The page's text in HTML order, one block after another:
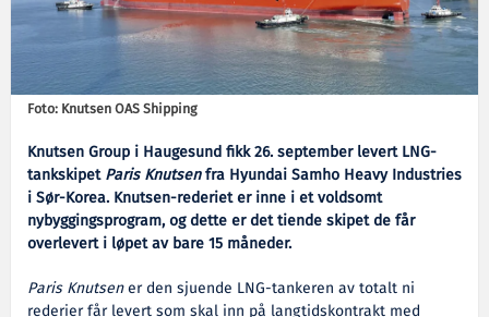
Foto: Knutsen OAS Shipping
Knutsen Group i Haugesund fikk 26. september levert LNG-
tankskipetParis Knutsenfra Hyundai Samho Heavy Industries
i Sør-Korea. Knutsen-rederiet er inne i et voldsomt
nybyggingsprogram, og dette er det tiende skipet de får
overlevert i løpet av bare 15 måneder.
Paris Knutsener den sjuende LNG-tankeren av totalt ni
rederier får levert som skal inn på langtidskontrakt med